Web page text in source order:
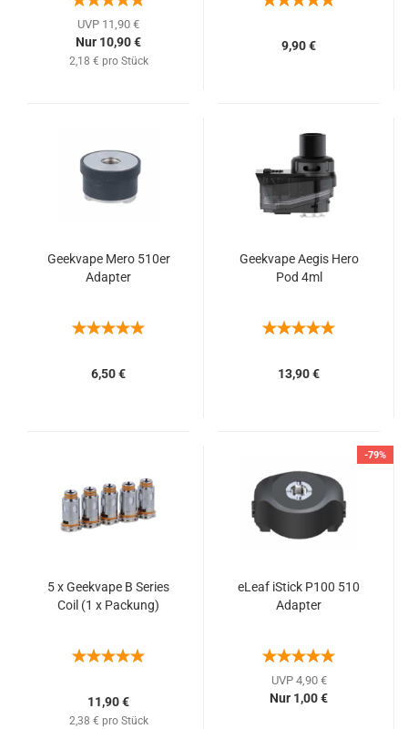
UVP 11,90 €
Nur 10,90 €
2,18 € pro Stück
9,90 €
Geekvape Mero 510er
Adapter
6,50 €
Geekvape Aegis Hero
Pod 4ml
13,90 €
5 x Geekvape B Series
Coil (1 x Packung)
11,90 €
2,38 € pro Stück
-79%
eLeaf iStick P100 510
Adapter
UVP 4,90 €
Nur 1,00 €